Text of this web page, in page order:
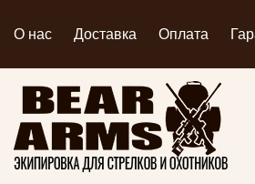
О нас Доставка Оплата